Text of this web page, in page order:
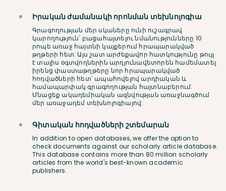
Իրական ժամանակի որոնման տեխնոլոգիա
Գրագողության մեր սկաները ունի ուշագրավ
կարողություն՝ բացահայտելու նմանությունները 10
րոպե առաջ հայտնի կայքերում հրապարակված
թղթերի հետ: Այս շատ արժեքավոր հատկությունը թույլ
է տալիս օգտվողներին արդյունավետորեն համեմատել
իրենց փաստաթղթերը նոր հրապարակված
հոդվածների հետ՝ ապահովելով արդիական և
համապարփակ գրագողության հայտնաբերում:
Մնացեք ակադեմիական ազնվության առաջնագծում
մեր առաջադեմ տեխնոլոգիայով:
Գիտական հոդվածների շտեմարան
In addition to open databases, we offer the option to
check documents against our scholarly article database.
This database contains more than 80 million scholarly
articles from the world's best-known academic
publishers.